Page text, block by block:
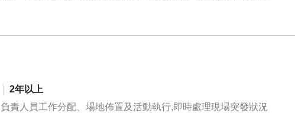
2年以上
責人員工作分配、場地佈置及活動執行,即時處理現場突發狀況